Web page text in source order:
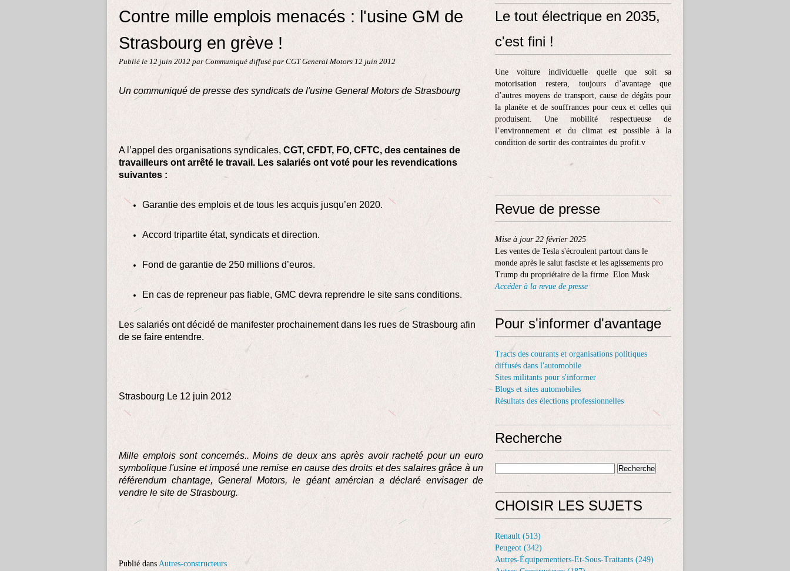
Contre mille emplois menacés : l'usine GM de
Strasbourg en grève !
Publié le 12 juin 2012 par Communiqué diffusé par CGT General Motors 12 juin 2012
Un communiqué de presse des syndicats de l'usine General Motors de Strasbourg
A l’appel des organisations syndicales, CGT, CFDT, FO, CFTC, des centaines de
travailleurs ont arrêté le travail. Les salariés ont voté pour les revendications
suivantes :
Garantie des emplois et de tous les acquis jusqu’en 2020.
Accord tripartite état, syndicats et direction.
Fond de garantie de 250 millions d’euros.
En cas de repreneur pas fiable, GMC devra reprendre le site sans conditions.
Les salariés ont décidé de manifester prochainement dans les rues de Strasbourg afin
de se faire entendre.
Strasbourg Le 12 juin 2012
Mille emplois sont concernés.. Moins de deux ans après avoir racheté pour un euro
symbolique l'usine et imposé une remise en cause des droits et des salaires grâce à un
référendum chantage, General Motors, le géant amércian a déclaré envisager de
vendre le site de Strasbourg.
Publié dans Autres-constructeurs
Le tout électrique en 2035,
c'est fini !
Une voiture individuelle quelle que soit sa
motorisation restera, toujours d’avantage que
d’autres moyens de transport, cause de dégâts pour
la planète et de souffrances pour ceux et celles qui
produisent. Une mobilité respectueuse de
l’environnement et du climat est possible à la
condition de sortir des contraintes du profit.v
Revue de presse
Mise à jour 22 février 2025
Les ventes de Tesla s'écroulent partout dans le
monde après le salut fasciste et les agissements pro
Trump du propriétaire de la firme Elon Musk
Accéder à la revue de presse
Pour s'informer d'avantage
Tracts des courants et organisations politiques
diffusés dans l'automobile
Sites militants pour s'informer
Blogs et sites automobiles
Résultats des élections professionnelles
Recherche
CHOISIR LES SUJETS
Renault (513)
Peugeot (342)
Autres-Équipementiers-Et-Sous-Traitants (249)